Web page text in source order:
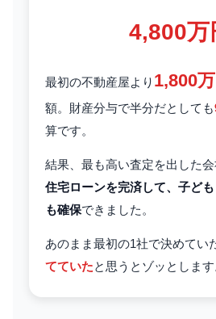
4,800万
最初の不動産屋より 1,800
額。財産分与で半分だとしても
算です。
結果、最も高い査定を出した会
住宅ローンを完済して、子ど
も確保できました。
あのまま最初の1社で決めてい
てていたと思うとゾッとします